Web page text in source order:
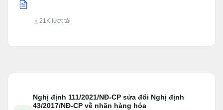
21K lượt tải
Nghị định 111/2021/NĐ-CP sửa đổi Nghị định
43/2017/NĐ-CP về nhãn hàng hóa